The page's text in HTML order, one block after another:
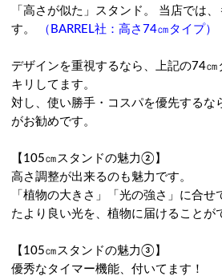
「高さが似た」スタンド。 当店では
す。
（BARREL社：高さ74㎝タイプ）
デザインを重視するなら、上記の74㎝
キリしてます。
対し、使い勝手・コスパを優先するな
がお勧めです。
【105㎝スタンドの魅力②】
高さ調整が出来るのも魅力です。
「植物の大きさ」「光の強さ」に合
たより良い光を、植物に届けることが
【105㎝スタンドの魅力③】
優秀なタイマー機能、付いてます！